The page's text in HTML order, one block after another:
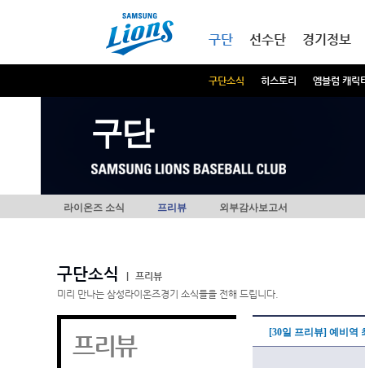
구단
구단소식 히스토리 엠블럼 캐릭
선수단 경기정보
구단
라이온즈 소식 프리뷰 외부감사보고서
구단소식
프리뷰
미리 만나는 삼성라이온즈경기 소식들을 전해 드립니다.
프리뷰 [30일 프리뷰] 예비역